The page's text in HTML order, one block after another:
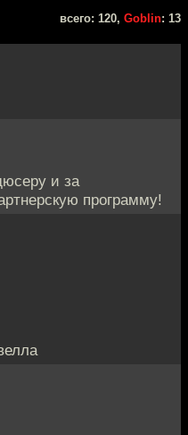
всего: 120, Goblin: 13
и за
программу!